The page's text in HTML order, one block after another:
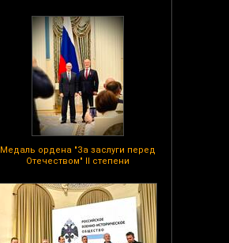
Медаль ордена "За заслуги перед
Отечеством" II степени